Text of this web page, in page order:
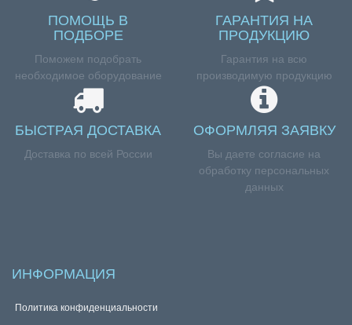
ПОМОЩЬ В
ПОДБОРЕ
Поможем подобрать
необходимое оборудование
ГАРАНТИЯ НА
ПРОДУКЦИЮ
Гарантия на всю
производимую продукцию
БЫСТРАЯ ДОСТАВКА
Доставка по всей России
ОФОРМЛЯЯ ЗАЯВКУ
Вы даете согласие на
обработку персональных
данных
ИНФОРМАЦИЯ
Политика конфиденциальности